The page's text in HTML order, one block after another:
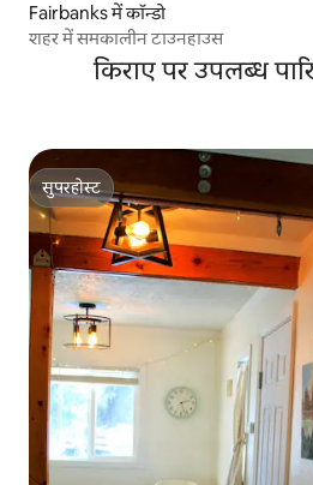
Fairbanks में कॉन्डो
शहर में समकालीन टाउनहाउस
किराए पर उपलब्ध
सुपरहोस्ट
सुपरहोस्ट